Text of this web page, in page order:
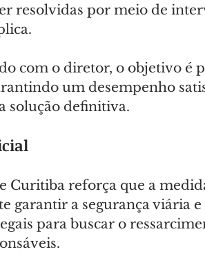
resolvidas por meio de
com o diretor, o objetivo é
um desempenho
solução definitiva.
Curitiba reforça que a
garantir a segurança viária
para buscar o